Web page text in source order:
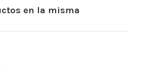
en la misma